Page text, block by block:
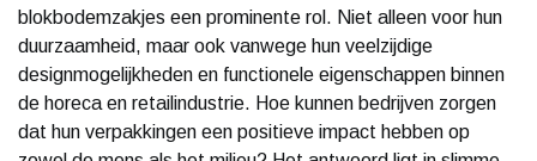
blokbodemzakjes een prominente rol. Niet alleen voor hun
duurzaamheid, maar ook vanwege hun veelzijdige
designmogelijkheden en functionele eigenschappen binnen
de horeca en retailindustrie. Hoe kunnen bedrijven zorgen
dat hun verpakkingen een positieve impact hebben op